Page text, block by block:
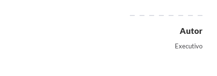
Autor
Executivo